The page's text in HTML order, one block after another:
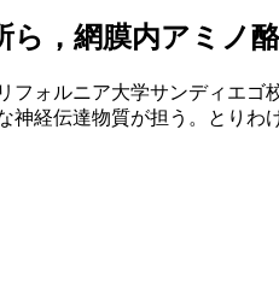
ら，網膜内アミノ
フォルニア大学サンディエ
神経伝達物質が担う。とりわ